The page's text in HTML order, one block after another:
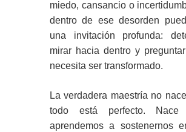
miedo, cansancio o
dentro de ese desorden
una invitación profunda:
mirar hacia dentro y
necesita ser transformado.
La verdadera maestría no
todo está perfecto. Nace
aprendemos a sostenernos